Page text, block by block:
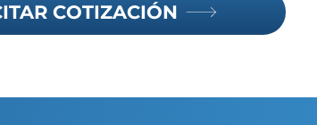
COTIZACIÓN